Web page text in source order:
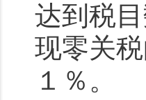
达到税
现零关
１％。